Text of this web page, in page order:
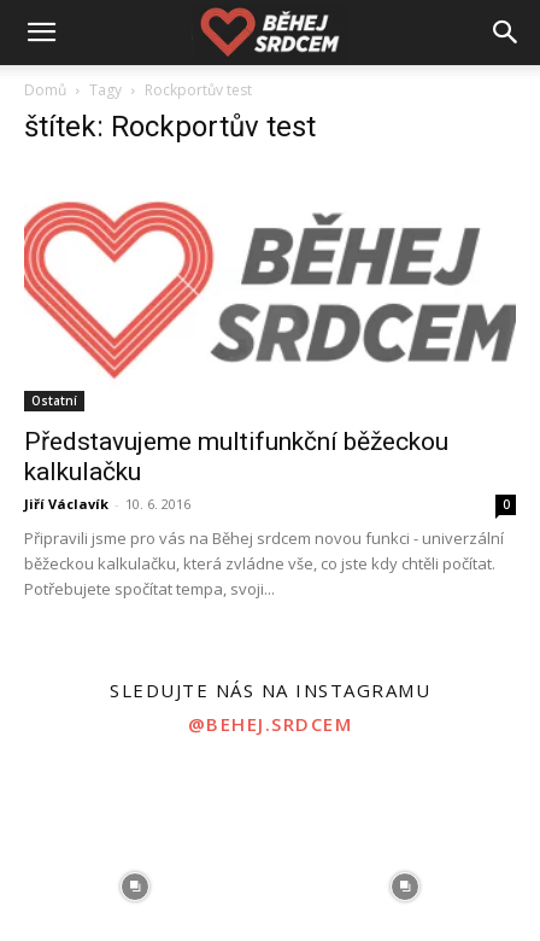
Domů Tagy Rockportův test
štítek: Rockportův test
Ostatní
Představujeme multifunkční běžeckou
kalkulačku
Jiří Václavík - 10. 6. 2016 0
Připravili jsme pro vás na Běhej srdcem novou funkci - univerzální
běžeckou kalkulačku, která zvládne vše, co jste kdy chtěli počítat.
Potřebujete spočítat tempa, svoji...
SLEDUJTE NÁS NA INSTAGRAMU
@BEHEJ.SRDCEM